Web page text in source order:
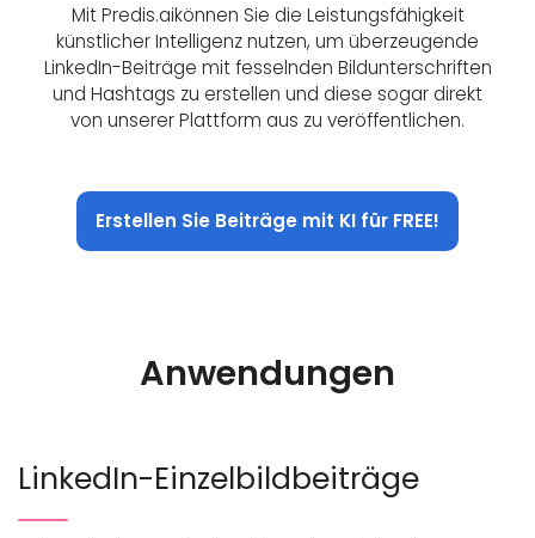
Mit Predis.aikönnen Sie die Leistungsfähigkeit
künstlicher Intelligenz nutzen, um überzeugende
LinkedIn-Beiträge mit fesselnden Bildunterschriften
und Hashtags zu erstellen und diese sogar direkt
von unserer Plattform aus zu veröffentlichen.
Erstellen Sie Beiträge mit KI für FREE!
Anwendungen
LinkedIn-Einzelbildbeiträge